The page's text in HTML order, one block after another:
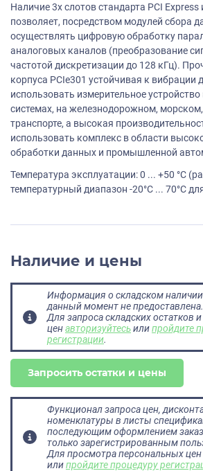
Наличие 3х слотов стандарта PCI Express
позволяет, посредством модулей сбора
осуществлять цифровую обработку
аналоговых каналов (преобразование
частотой дискретизации до 128 кГц).
корпуса PСIe301 устойчивая к вибрации
использовать измерительное
системах, на железнодорожном,
транспорте, а высокая
использовать комплекс в области
обработки данных и промышленной
Температура эксплуатации: 0 ... +50 °С
температурный диапазон -20°C ... 70°C
Наличие и цены
Информация о складском наличии
данный момент не предоставлена.
Для запроса складских остатков
ценавторизуйтесьилипройдите
регистрации.
Запросить остатки и цены
Функционал запроса цен,
номенклатуры в листы
последующим оформлением
только зарегистрированным
Для просмотра персональных цен
илипройдите процедуру